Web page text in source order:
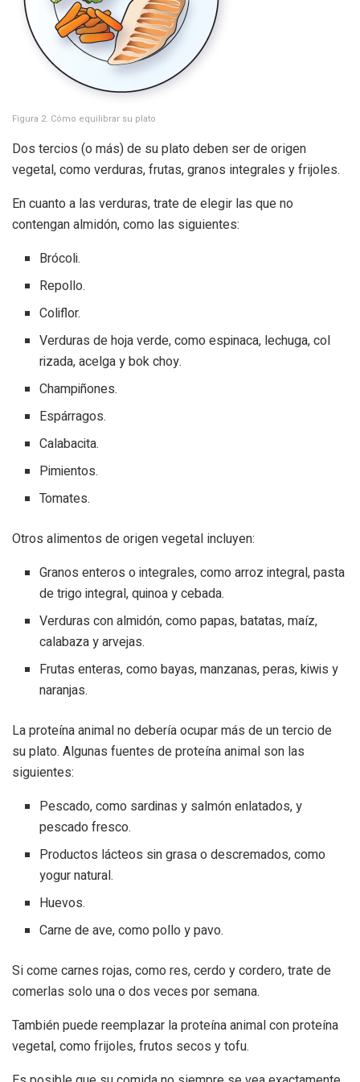
Figura 2. Cómo equilibrar su plato
Dos tercios (o más) de su plato deben ser de origen
vegetal, como verduras, frutas, granos integrales y frijoles.
En cuanto a las verduras, trate de elegir las que no
contengan almidón, como las siguientes:
Brócoli.
Repollo.
Coliflor.
Verduras de hoja verde, como espinaca, lechuga, col
rizada, acelga y bok choy.
Champiñones.
Espárragos.
Calabacita.
Pimientos.
Tomates.
Otros alimentos de origen vegetal incluyen:
Granos enteros o integrales, como arroz integral, pasta
de trigo integral, quinoa y cebada.
Verduras con almidón, como papas, batatas, maíz,
calabaza y arvejas.
Frutas enteras, como bayas, manzanas, peras, kiwis y
naranjas.
La proteína animal no debería ocupar más de un tercio de
su plato. Algunas fuentes de proteína animal son las
siguientes:
Pescado, como sardinas y salmón enlatados, y
pescado fresco.
Productos lácteos sin grasa o descremados, como
yogur natural.
Huevos.
Carne de ave, como pollo y pavo.
Si come carnes rojas, como res, cerdo y cordero, trate de
comerlas solo una o dos veces por semana.
También puede reemplazar la proteína animal con proteína
vegetal, como frijoles, frutos secos y tofu.